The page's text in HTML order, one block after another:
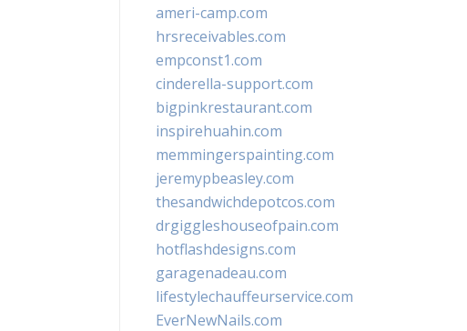
ameri-camp.com
hrsreceivables.com
empconst1.com
cinderella-support.com
bigpinkrestaurant.com
inspirehuahin.com
memmingerspainting.com
jeremypbeasley.com
thesandwichdepotcos.com
drgiggleshouseofpain.com
hotflashdesigns.com
garagenadeau.com
lifestylechauffeurservice.com
EverNewNails.com